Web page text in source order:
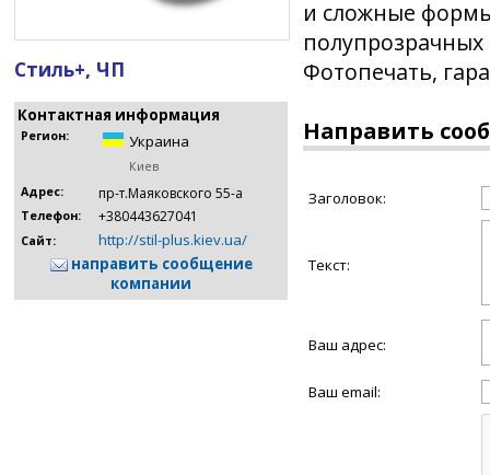
Стиль+, ЧП
Контактная информация
Регион: Украина
Киев
Адрес:
пр-т.Маяковского 55-а
Телефон: +380443627041
Сайт:
http://stil-plus.kiev.ua/
направить сообщение
компании
и сложные
Фотопечать,
Направить
Заголовок:
Текст:
Ваш адрес:
Ваш email: